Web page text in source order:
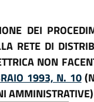
DEI
RETE DI
NON
1993, N. 10
AMMINISTRATIVE)